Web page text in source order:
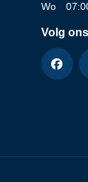
Wo
Volg ons